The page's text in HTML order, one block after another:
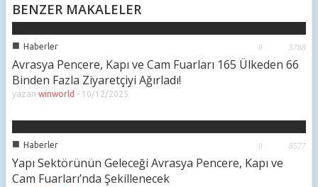
BENZER MAKALELER
■ Haberler 0 3788
Avrasya Pencere, Kapı ve Cam Fuarları 165 Ülkeden 66
Binden Fazla Ziyaretçiyi Ağırladı!
yazan winworld - 10/12/2025
■ Haberler 0 8577
Yapı Sektörünün Geleceği Avrasya Pencere, Kapı ve
Cam Fuarları’nda Şekillenecek